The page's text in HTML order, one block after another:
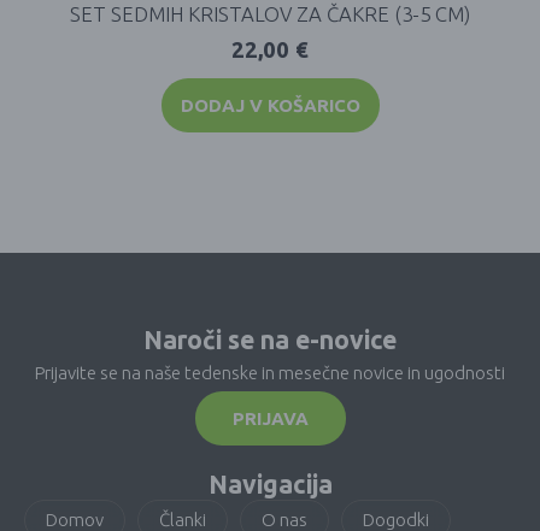
SET SEDMIH KRISTALOV ZA ČAKRE (3-5 CM)
22,00 €
DODAJ V KOŠARICO
Naroči se na e-novice
Prijavite se na naše tedenske in mesečne novice in ugodnosti
PRIJAVA
Navigacija
Domov Članki O nas Dogodki